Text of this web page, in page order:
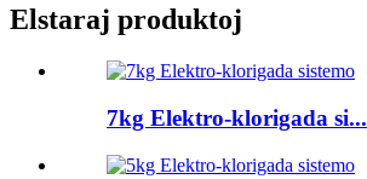
Elstaraj produktoj
7kg Elektro-klorigada si...